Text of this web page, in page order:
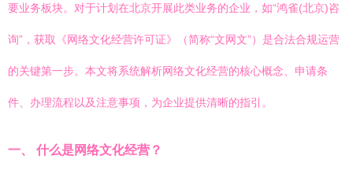
要业务板块。对于计划在北京开展此类业务的企业，如“鸿雀(北京)咨
询”，获取《网络文化经营许可证》（简称“文网文”）是合法合规运营
的关键第一步。本文将系统解析网络文化经营的核心概念、申请条
件、办理流程以及注意事项，为企业提供清晰的指引。
一、 什么是网络文化经营？